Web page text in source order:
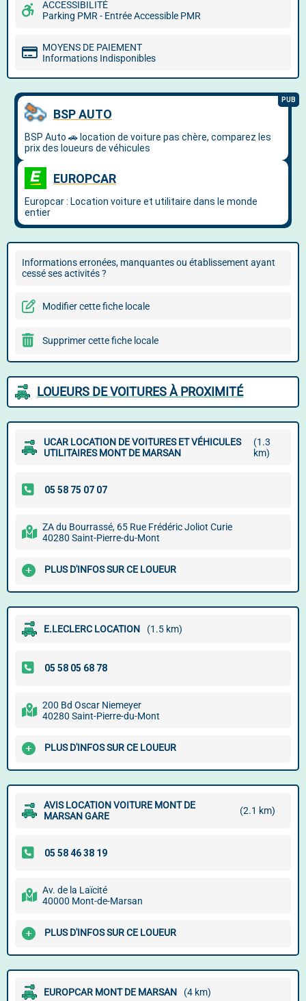
ACCESSIBILITÉ
Parking PMR - Entrée Accessible PMR
MOYENS DE PAIEMENT
Informations Indisponibles
Informations erronées, manquantes ou établissement ayant
cessé ses activités ?
Modifier cette fiche locale
Supprimer cette fiche locale
LOUEURS DE VOITURES À PROXIMITÉ
UCAR LOCATION DE VOITURES ET VÉHICULES
UTILITAIRES MONT DE MARSAN
(1.3
km)
ZA du Bourrassé, 65 Rue Frédéric Joliot Curie
40280 Saint-Pierre-du-Mont
PLUS D'INFOS SUR CE LOUEUR
E.LECLERC LOCATION (1.5 km)
200 Bd Oscar Niemeyer
40280 Saint-Pierre-du-Mont
PLUS D'INFOS SUR CE LOUEUR
AVIS LOCATION VOITURE MONT DE
MARSAN GARE
(2.1 km)
Av. de la Laïcité
40000 Mont-de-Marsan
PLUS D'INFOS SUR CE LOUEUR
EUROPCAR MONT DE MARSAN (4 km)